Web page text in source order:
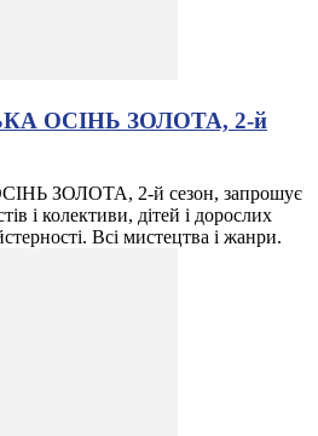
ОСІНЬ ЗОЛОТА, 2-й
ЗОЛОТА, 2-й сезон, запрошує
і колективи, дітей і дорослих
Всі мистецтва і жанри.